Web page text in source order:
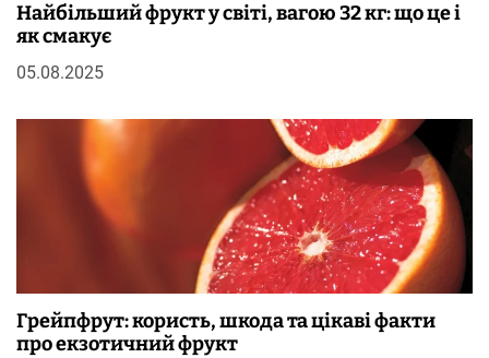
Найбільший фрукт у світі, вагою 32 кг: що це і
як смакує
05.08.2025
Грейпфрут: користь, шкода та цікаві факти
про екзотичний фрукт